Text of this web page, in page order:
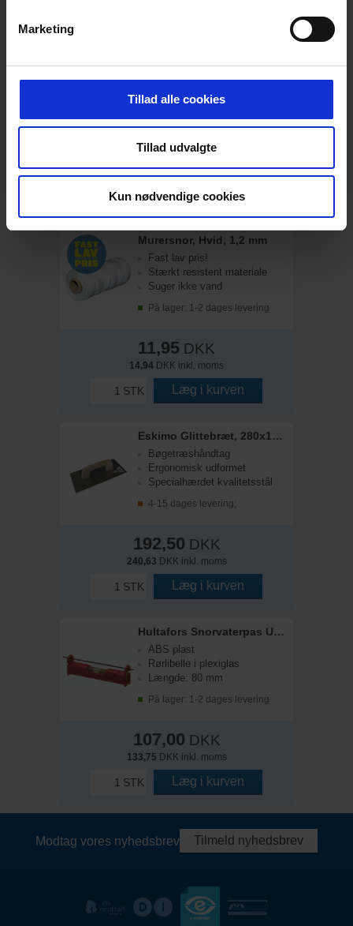
Marketing
Tillad alle cookies
Tillad udvalgte
Kun nødvendige cookies
RELATEREDE
PRODUKTER
Murersnor, Hvid, 1,2 mm
Fast lav pris!
Stærkt resistent materiale
Suger ikke vand
På lager: 1-2 dages levering
11,95 DKK
14,94 DKK inkl. moms
STK Læg i kurven
Eskimo Glittebræt, 280x130 mm
Bøgetræshåndtag
Ergonomisk udformet
Specialhærdet kvalitetsstål
4-15 dages levering;
192,50 DKK
240,63 DKK inkl. moms
STK Læg i kurven
Hultafors Snorvaterpas UZ 8
ABS plast
Rørlibelle i plexiglas
Længde: 80 mm
På lager: 1-2 dages levering
107,00 DKK
133,75 DKK inkl. moms
STK Læg i kurven
Modtag vores nyhedsbrev Tilmeld nyhedsbrev